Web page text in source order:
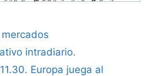
intradiario.
Europa juega al